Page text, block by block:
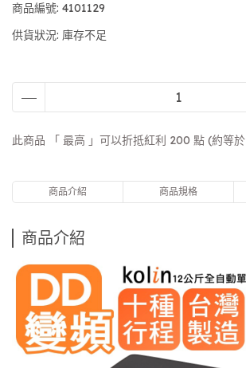
商品編號: 4101129
供貨狀況: 庫存不足
此商品 「 最高 」可以折抵紅利 200 點 (約等於
商品介紹 商品規格
商品介紹